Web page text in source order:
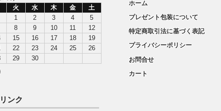
火 水 木 金
土
1
2 3 4
5
8 9 10 11
12
15 16 17 18
19
22 23 24 25
26
29
30
ンク
ホーム
プレゼント包装について
特定商取引法に基づく表記
プライバシーポリシー
お問合せ
カート